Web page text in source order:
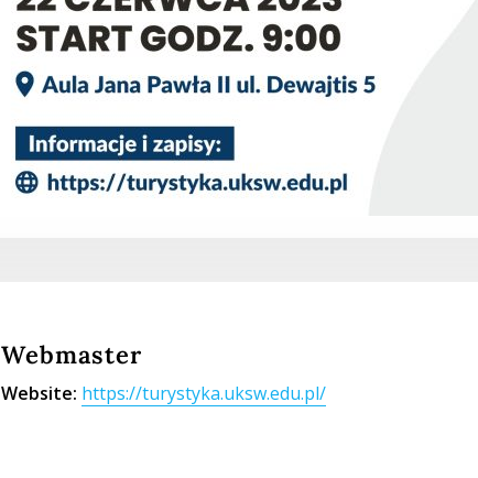
Webmaster
Website: https://turystyka.uksw.edu.pl/